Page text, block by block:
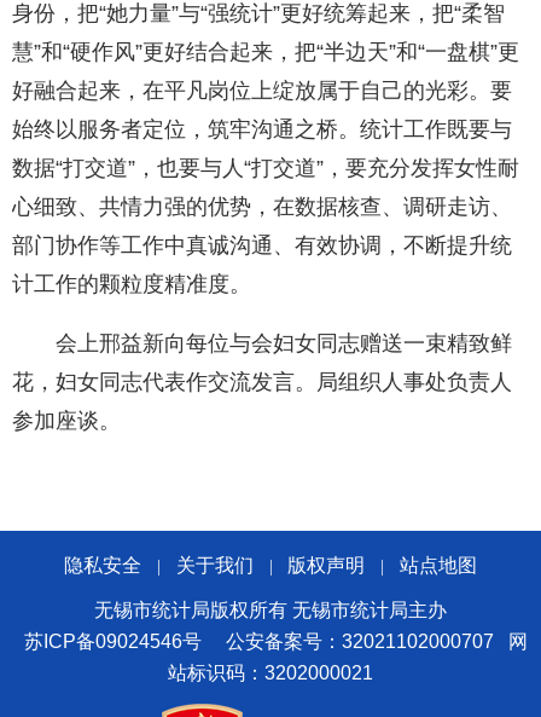
身份，把“她力量”与“强统计”更好统筹起来，把“柔智
慧”和“硬作风”更好结合起来，把“半边天”和“一盘棋”更
好融合起来，在平凡岗位上绽放属于自己的光彩。要
始终以服务者定位，筑牢沟通之桥。统计工作既要与
数据“打交道”，也要与人“打交道”，要充分发挥女性耐
心细致、共情力强的优势，在数据核查、调研走访、
部门协作等工作中真诚沟通、有效协调，不断提升统
计工作的颗粒度精准度。
会上邢益新向每位与会妇女同志赠送一束精致鲜
花，妇女同志代表作交流发言。局组织人事处负责人
参加座谈。
隐私安全 关于我们 版权声明 站点地图
无锡市统计局版权所有 无锡市统计局主办
苏ICP备09024546号
公安备案号：32021102000707
网
站标识码：3202000021